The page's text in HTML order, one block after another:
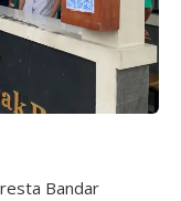
Bandar